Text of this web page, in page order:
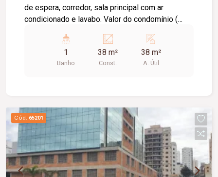
de espera, corredor, sala principal com ar
condicionado e lavabo. Valor do condomínio (
15,27 = 320,73 / Taxa de mudança na entrada
1
Banho
38 m²
Const.
38 m²
A. Útil
Cód. 65201